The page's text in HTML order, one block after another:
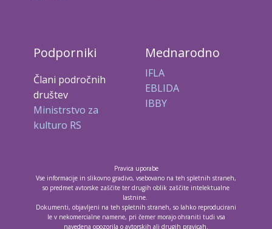
Podporniki
Člani področnih
društev
Ministrstvo za
kulturo RS
Mednarodno
IFLA
EBLIDA
IBBY
Pravica uporabe
Vse informacije in slikovno gradivo, vsebovano na teh spletnih straneh,
so predmet avtorske zaščite ter drugih oblik zaščite intelektualne
lastnine.
Dokumenti, objavljeni na teh spletnih straneh, so lahko reproducirani
le v nekomercialne namene, pri čemer morajo ohraniti tudi vsa
navedena opozorila o avtorskih ali drugih pravicah.